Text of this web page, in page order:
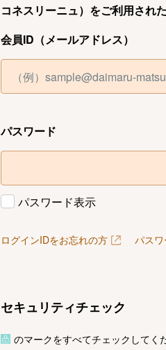
コネスリーニュ）をご利用され
会員ID（メールアドレス）
パスワード
パスワード表示
ログインIDをお忘れの方 パス
セキュリティチェック
のマークをすべてチェックしてく